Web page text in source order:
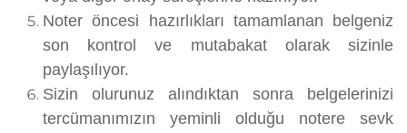
Noter öncesi hazırlıkları tamamlanan belgeniz
son kontrol ve mutabakat olarak sizinle
paylaşılıyor.
Sizin olurunuz alındıktan sonra belgelerinizi
tercümanımızın yeminli olduğu notere sevk